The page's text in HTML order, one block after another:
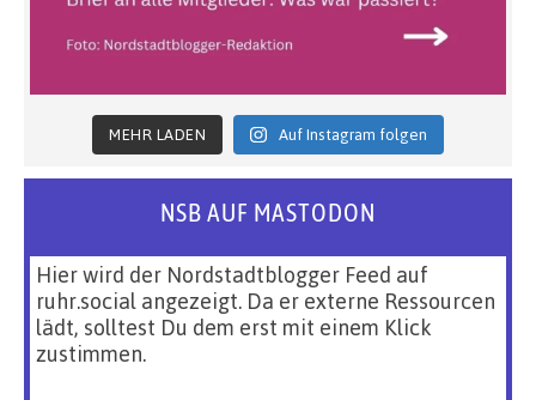
MEHR LADEN Auf Instagram folgen
NSB AUF MASTODON
Hier wird der Nordstadtblogger Feed auf
ruhr.social angezeigt. Da er externe Ressourcen
lädt, solltest Du dem erst mit einem Klick
zustimmen.